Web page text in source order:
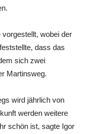
wobei der
dass das
sich zwei
Martinsweg.
wird jährlich von
werden weitere
schön ist, sagte Igor